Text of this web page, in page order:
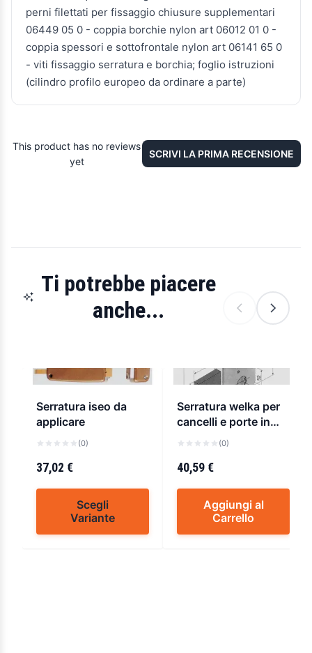
perni filettati per fissaggio chiusure supplementari
06449 05 0 - coppia borchie nylon art 06012 01 0 -
coppia spessori e sottofrontale nylon art 06141 65 0
- viti fissaggio serratura e borchia; foglio istruzioni
(cilindro profilo europeo da ordinare a parte)
This product has no reviews
yet
SCRIVI LA PRIMA RECENSIONE
Ti potrebbe piacere
anche...
Serratura iseo da
applicare
(0)
37,02 €
Scegli
Variante
Serratura welka per
cancelli e porte in
(0)
40,59 €
Aggiungi al
Carrello